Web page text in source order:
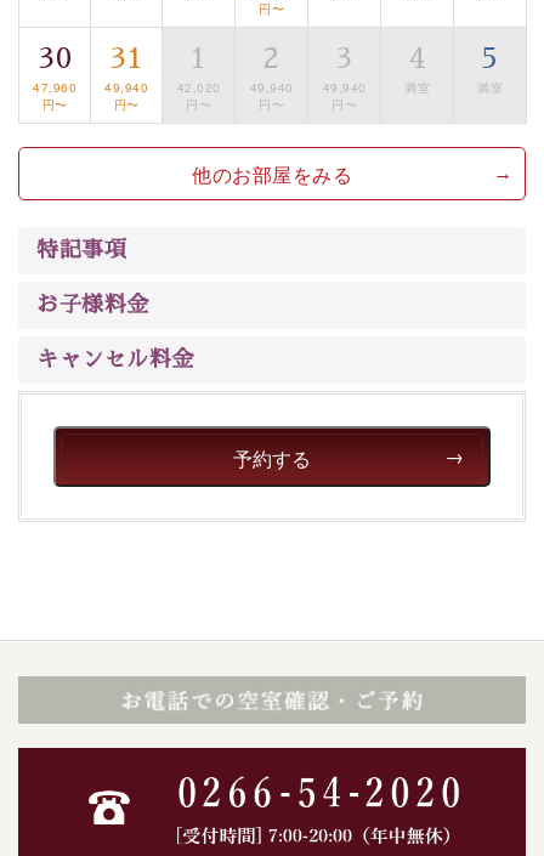
案内します。事前ご予約制ですので、ご利用ご希望の方
は【3日前まで】にお電話ください。
※交通規制などにより運行できない日がございます
※年末年始及び御柱祭前後は運行しておりません
以上がプラン内容です。
で心癒されます。 清らかな源泉、自然の恵みあるお食
いただける、美しく癒される宿で贅沢に幸せのときを安
心してお過ごしください。
円〜
30
47,960
円〜
31
49,940
円〜
1
42,020
円〜
2
49,940
円〜
3
49,940
円〜
4
満室
5
満室
他のお部屋をみる
特記事項
お子様料金
キャンセル料金
予約する